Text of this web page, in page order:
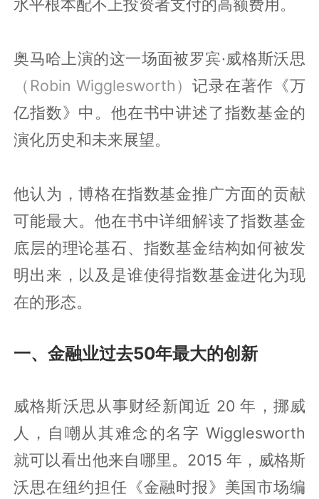
水平根本配不上投资者支付的高额费用。
奥马哈上演的这一场面被罗宾·威格斯沃思
（Robin Wigglesworth）记录在著作《万
亿指数》中。他在书中讲述了指数基金的
演化历史和未来展望。
他认为，博格在指数基金推广方面的贡献
可能最大。他在书中详细解读了指数基金
底层的理论基石、指数基金结构如何被发
明出来，以及是谁使得指数基金进化为现
在的形态。
一、金融业过去50年最大的创新
威格斯沃思从事财经新闻近 20 年，挪威
人，自嘲从其难念的名字 Wigglesworth
就可以看出他来自哪里。2015 年，威格斯
沃思在纽约担任《金融时报》美国市场编